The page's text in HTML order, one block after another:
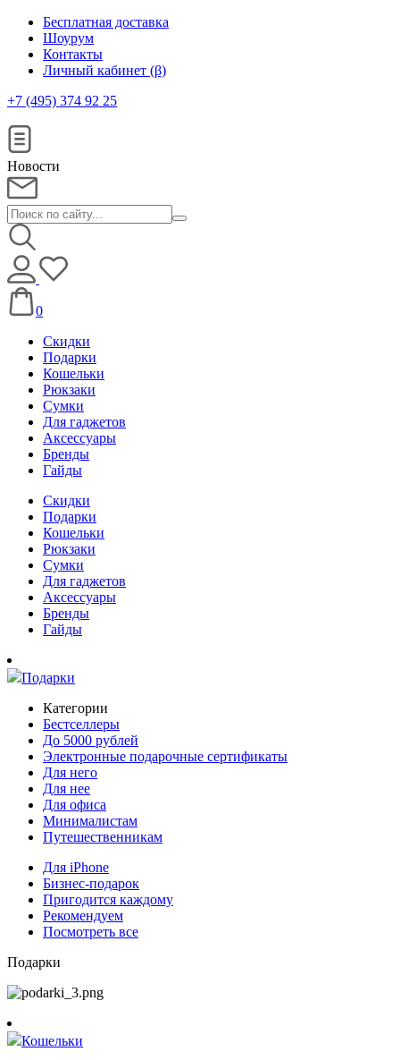
Бесплатная доставка
Шоурум
Контакты
Личный кабинет (β)
+7 (495) 374 92 25
Новости
0
Скидки
Подарки
Кошельки
Рюкзаки
Сумки
Для гаджетов
Аксессуары
Бренды
Гайды
Скидки
Подарки
Кошельки
Рюкзаки
Сумки
Для гаджетов
Аксессуары
Бренды
Гайды
Подарки
Категории
Бестселлеры
До 5000 рублей
Электронные подарочные сертификаты
Для него
Для нее
Для офиса
Минималистам
Путешественникам
Для iPhone
Бизнес-подарок
Пригодится каждому
Рекомендуем
Посмотреть все
Подарки
Кошельки